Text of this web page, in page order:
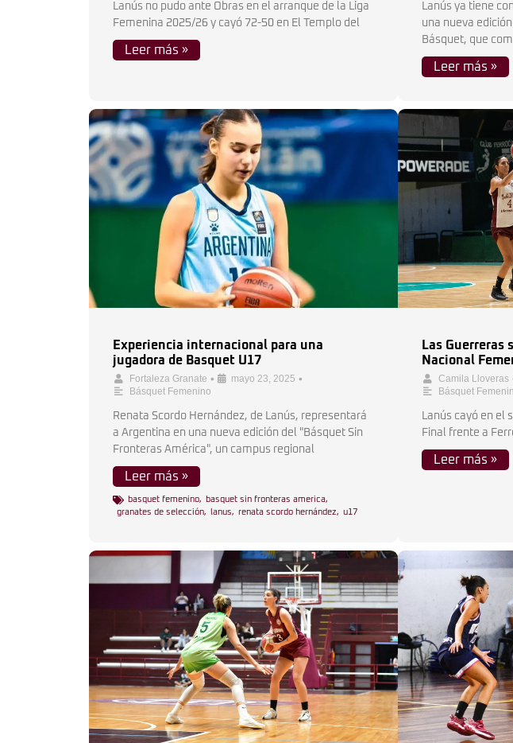
Lanús no pudo ante Obras en el arranque de la Liga
Femenina 2025/26 y cayó 72-50 en El Templo del
Leer más »
Lanús ya tiene
una nueva
Básquet, que
Leer más »
Experiencia internacional para una
jugadora de Basquet U17
Fortaleza Granate • mayo 23, 2025 •
Básquet Femenino
Renata Scordo Hernández, de Lanús, representará
a Argentina en una nueva edición del "Básquet Sin
Fronteras América", un campus regional
Leer más »
basquet femenino, basquet sin fronteras america,
granates de selección, lanus, renata scordo hernández, u17
Las Guerreras
Nacional
Camila Lloveras
Básquet
Lanús cayó en el
Final frente a
Leer más »